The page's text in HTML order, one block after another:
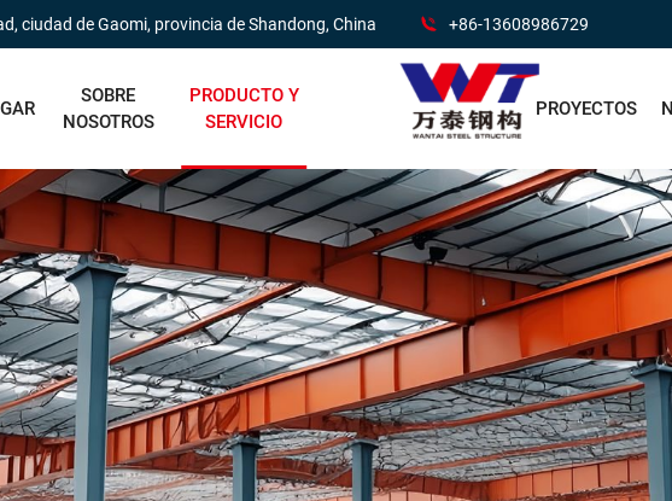
ciudad de Gaomi, provincia de Shandong, China +86-13608986729
SOBRE
NOSOTROS
PRODUCTO Y
SERVICIO
PROYECTOS